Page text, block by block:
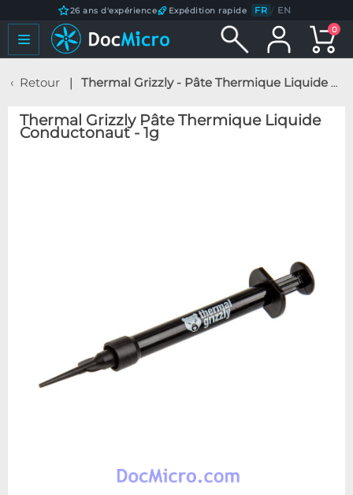
26 ans d'expérience Expédition rapide FR / EN
0
Retour Thermal Grizzly - Pâte Thermique Liquide Conductonaut - 1g
Thermal Grizzly Pâte Thermique Liquide
Conductonaut - 1g